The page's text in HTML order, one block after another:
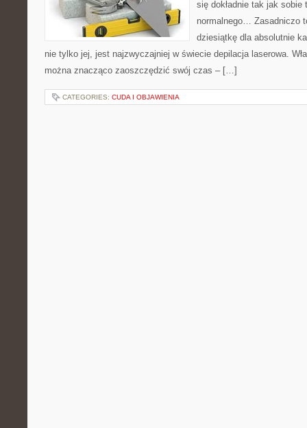
się dokładnie tak jak sobie
normalnego… Zasadniczo
dziesiątkę dla absolutnie
nie tylko jej, jest najzwyczajniej w świecie depilacja laserowa.
można znacząco zaoszczędzić swój czas – […]
CATEGORIES: CUDA I OBJAWIENIA